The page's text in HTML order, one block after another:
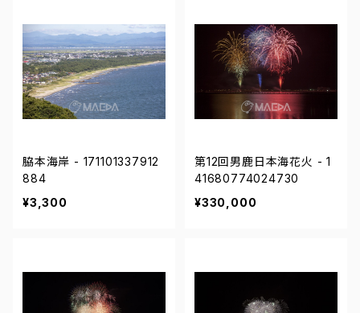
脇本海岸 - 171101337912
884
¥3,300
第12回男鹿日本海花火 - 1
41680774024730
¥330,000